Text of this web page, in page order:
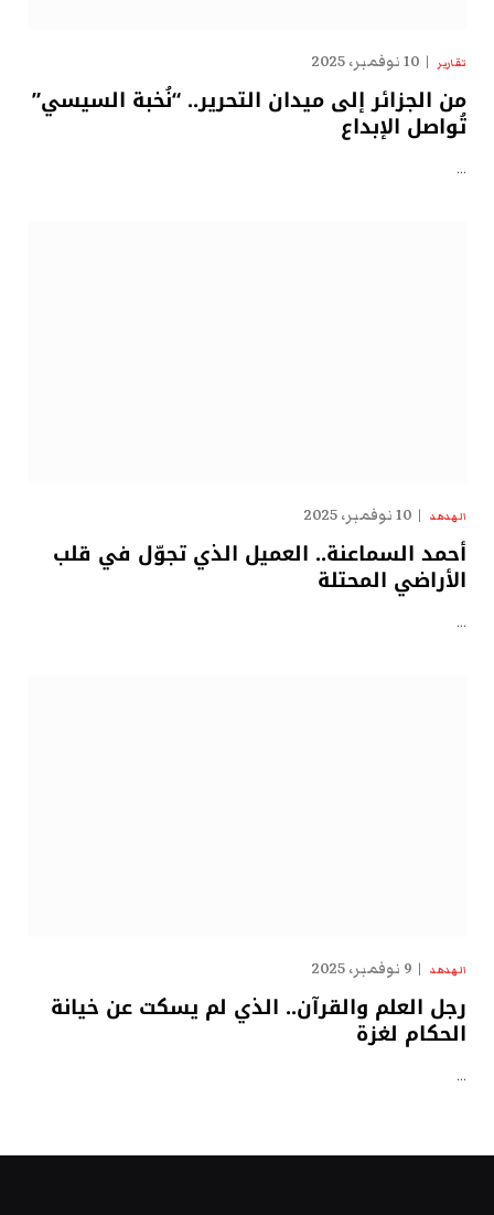
تقارير 10 نوفمبر، 2025
من الجزائر إلى ميدان التحرير.. “نُخبة السيسي”
تُواصل الإبداع
…
الهدهد 10 نوفمبر، 2025
أحمد السماعنة.. العميل الذي تجوّل في قلب
الأراضي المحتلة
…
الهدهد 9 نوفمبر، 2025
رجل العلم والقرآن.. الذي لم يسكت عن خيانة
الحكام لغزة
…